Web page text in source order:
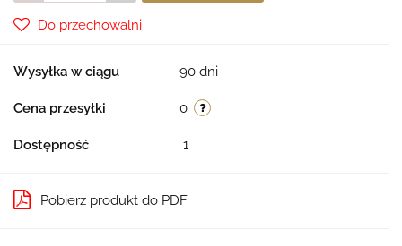
Do przechowalni
Wysyłka w ciągu 90 dni
Cena przesyłki 0
Dostępność 1
Pobierz produkt do PDF